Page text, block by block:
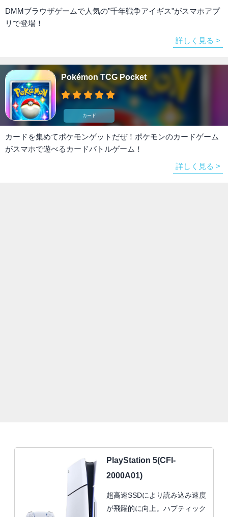
DMMブラウザゲームで人気の"千年戦争アイギス"がスマホアプ
リで登場！
詳しく見る >
Pokémon TCG Pocket
カード
カードを集めてポケモンゲットだぜ！ポケモンのカードゲーム
がスマホで遊べるカードバトルゲーム！
詳しく見る >
PlayStation 5(CFI-
2000A01)
超高速SSDにより読み込み速度
が飛躍的に向上。ハプティック